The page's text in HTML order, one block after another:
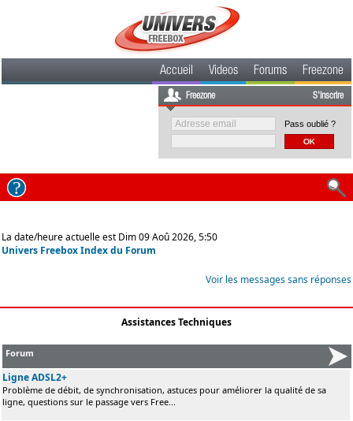
Accueil Videos Forums Freezone
Freezone S'inscrire
Pass oublié ?
La date/heure actuelle est Dim 09 Aoû 2026, 5:50
Univers Freebox Index du Forum
Voir les messages sans réponses
Assistances Techniques
Forum
Ligne ADSL2+
Problème de débit, de synchronisation, astuces pour améliorer la qualité de sa
ligne, questions sur le passage vers Free...